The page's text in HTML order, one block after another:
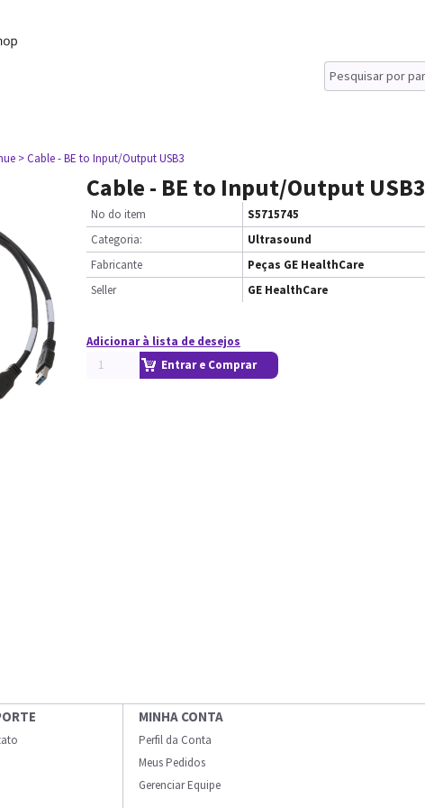
> Cable - BE to Input/Output USB3
Cable - BE to Input/Output USB3
No do item
S5715745
Categoria:
Ultrasound
Fabricante
Peças GE HealthCare
Seller
GE HealthCare
Adicionar à lista de desejos
Entrar e Comprar
MINHA CONTA
Perfil da Conta
Meus Pedidos
Gerenciar Equipe